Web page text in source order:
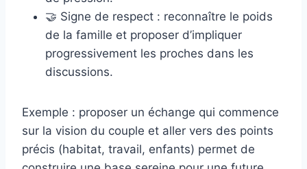
🤝 Signe de respect : reconnaître le poids
de la famille et proposer d’impliquer
progressivement les proches dans les
discussions.
Exemple : proposer un échange qui commence
sur la vision du couple et aller vers des points
précis (habitat, travail, enfants) permet de